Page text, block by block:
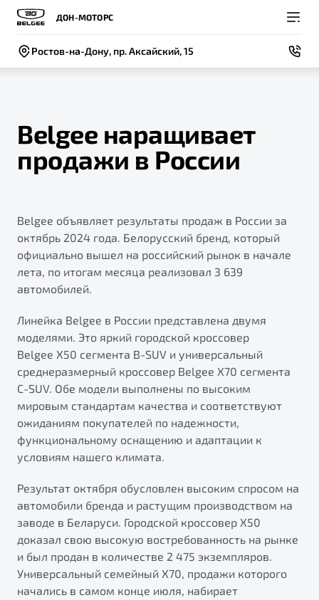
ДОН-МОТОРС
Ростов-на-Дону, пр. Аксайский, 15
Модели
X50+
Яркий кроссовер
от 2 219 990 ₽*
Покупателям
Автомобили в наличии
Спецпредложения и Акции
Записаться на тест-драйв
Автокредит
Трейд-ин
Страхование
Расчет КАСКО
Владельцам
Записаться на сервис
Руководство по эксплуатации
Техническое обслуживание
ПОДДЕРЖКА
Гарантия Belgee
Belgee Линк
Belgee Клуб
Belgee Плюс
Реферальная программа
Клиентская поддержка
Помощь на дорогах
О компании
Новости
Контакты
BELGEE В РОССИИ
О дилерском центре
Правовая информация
Belgee наращивает
продажи в России
Belgee объявляет результаты продаж в России за
октябрь 2024 года. Белорусский бренд, который
официально вышел на российский рынок в начале
лета, по итогам месяца реализовал 3 639
автомобилей.
Линейка Belgee в России представлена двумя
моделями. Это яркий городской кроссовер
Belgee X50 сегмента B-SUV и универсальный
среднеразмерный кроссовер Belgee X70 сегмента
C-SUV. Обе модели выполнены по высоким
мировым стандартам качества и соответствуют
ожиданиям покупателей по надежности,
функциональному оснащению и адаптации к
условиям нашего климата.
Результат октября обусловлен высоким спросом на
автомобили бренда и растущим производством на
заводе в Беларуси. Городской кроссовер X50
доказал свою высокую востребованность на рынке
и был продан в количестве 2 475 экземпляров.
Универсальный семейный X70, продажи которого
начались в самом конце июля, набирает